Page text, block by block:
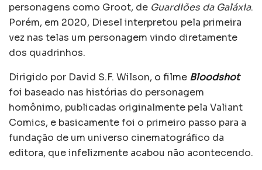
personagens como Groot, de Guardiões da Galáxia.
Porém, em 2020, Diesel interpretou pela primeira
vez nas telas um personagem vindo diretamente
dos quadrinhos.
Dirigido por David S.F. Wilson, o filme Bloodshot
foi baseado nas histórias do personagem
homônimo, publicadas originalmente pela Valiant
Comics, e basicamente foi o primeiro passo para a
fundação de um universo cinematográfico da
editora, que infelizmente acabou não acontecendo.